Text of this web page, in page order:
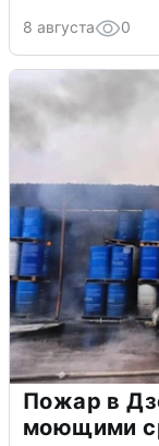
8 августа 0
Пожар в
моющими